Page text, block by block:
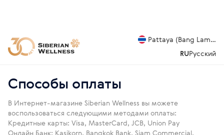
Pattaya (Bang
RUРусский
Способы оплаты
В Интернет-магазине Siberian Wellness вы можете
воспользоваться следующими методами оплаты:
Кредитные карты: Visa, MasterCard, JCB, Union Pay
Онлайн Банк: Kasikorn, Bangkok Bank, Siam Commercial,